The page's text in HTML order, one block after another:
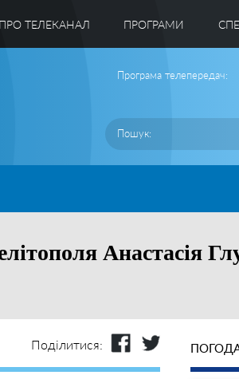
ПРО ТЕЛЕКАНАЛ ПРОГРАМИ
Програма телепередач:
Анастасія
Поділитися: